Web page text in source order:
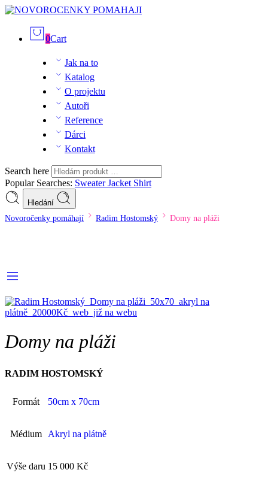
0Cart
Jak na to
Katalog
O projektu
Autoři
Reference
Dárci
Kontakt
Search here
Popular Searches: SweaterJacket Shirt
Hledání
Novoročenky pomáhají Radim Hostomský Domy na pláži
Domy na pláži
RADIM HOSTOMSKÝ
Formát 50cm x 70cm
Médium Akryl na plátně
Výše daru 15 000 Kč